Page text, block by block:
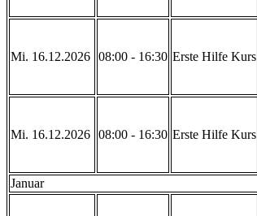
Mi. 16.12.2026 08:00 - 16:30 Erste Hilfe Kurs
Mi. 16.12.2026 08:00 - 16:30 Erste Hilfe Kurs
Januar